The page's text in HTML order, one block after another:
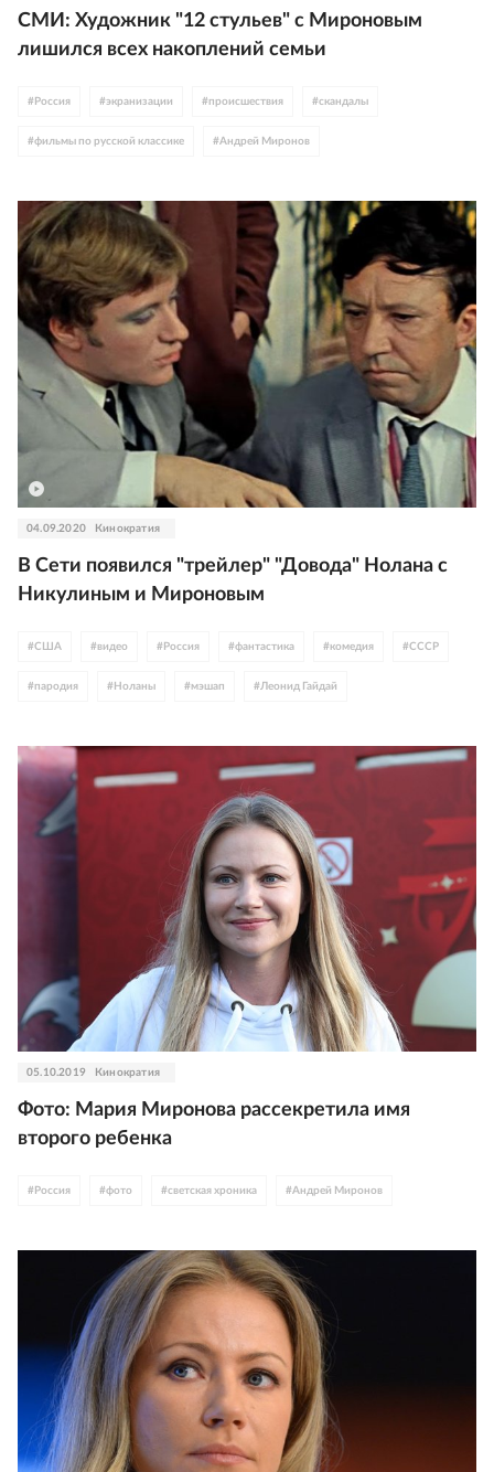
СМИ: Художник "12 стульев" с Мироновым
лишился всех накоплений семьи
# Россия #экранизации #происшествия #скандалы
#фильмы по русской классике #Андрей Миронов
04.09.2020 Кинократия
В Сети появился "трейлер" "Довода" Нолана с
Никулиным и Мироновым
#США #видео # Россия #фантастика #комедия #СССР
#пародия # Ноланы #мэшап # Леонид Гайдай
05.10.2019 Кинократия
Фото: Мария Миронова рассекретила имя
второго ребенка
# Россия #фото #светская хроника #Андрей Миронов